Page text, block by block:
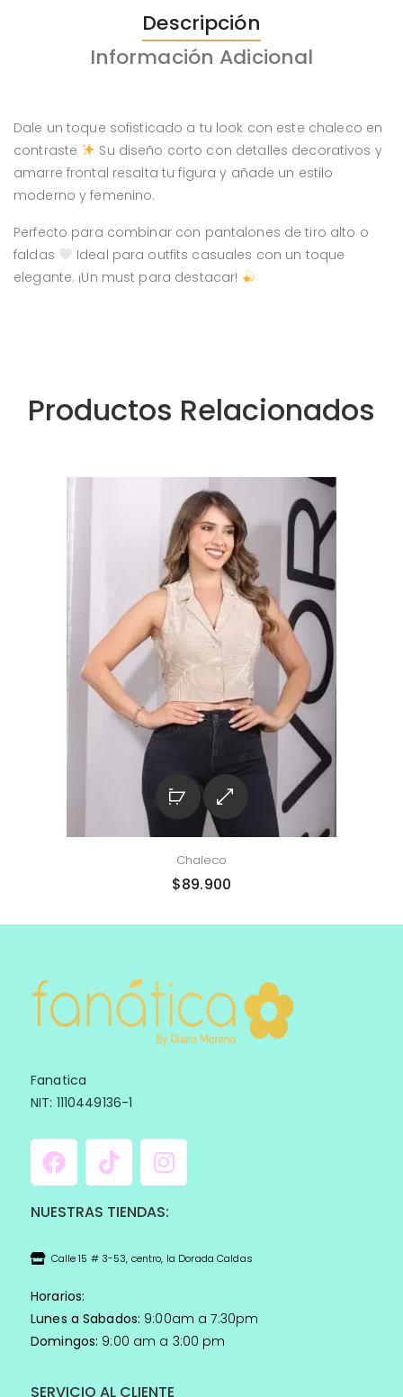
Descripción
Información Adicional
Dale un toque sofisticado a tu look con este chaleco en
contraste
Su diseño corto con detalles decorativos y
amarre frontal resalta tu figura y añade un estilo
moderno y femenino.
Perfecto para combinar con pantalones de tiro alto o
faldas
Ideal para outfits casuales con un toque
elegante. ¡Un must para destacar!
Productos Relacionados
Chaleco
$89.900
Fanatica
NIT: 1110449136-1
NUESTRAS TIENDAS:
Calle 15 # 3-53, centro, la Dorada Caldas
Horarios:
Lunes a Sabados: 9:00am a 7:30pm
Domingos: 9:00 am a 3:00 pm
SERVICIO AL CLIENTE